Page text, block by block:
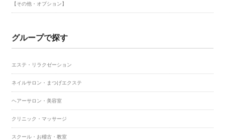
【その他・オプション】
グループで探す
エステ・リラクゼーション
ネイルサロン・まつげエクステ
ヘアーサロン・美容室
クリニック・マッサージ
スクール・お稽古・教室